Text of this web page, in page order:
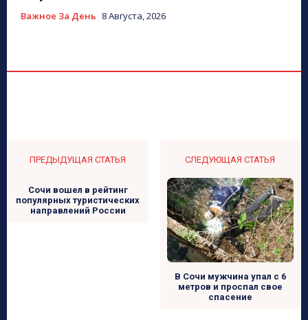
Важное За День 8 Августа, 2026
ПРЕДЫДУЩАЯ СТАТЬЯ
Сочи вошел в рейтинг
популярных туристических
направлений России
СЛЕДУЮЩАЯ СТАТЬЯ
В Сочи мужчина упал с 6
метров и проспал свое
спасение